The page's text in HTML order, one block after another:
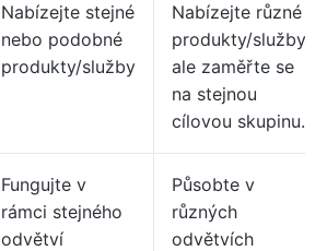
Nabízejte stejné
nebo podobné
produkty/služby
Nabízejte různé
produkty/služby,
ale zaměřte se
na stejnou
cílovou skupinu.
Fungujte v
rámci stejného
odvětví
Působte v
různých
odvětvích